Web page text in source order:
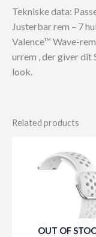
Tekniske data:
Justerbar rem – 7
Valence™ Wave-
urrem , der giver dit
look.
Related products
OUT OF